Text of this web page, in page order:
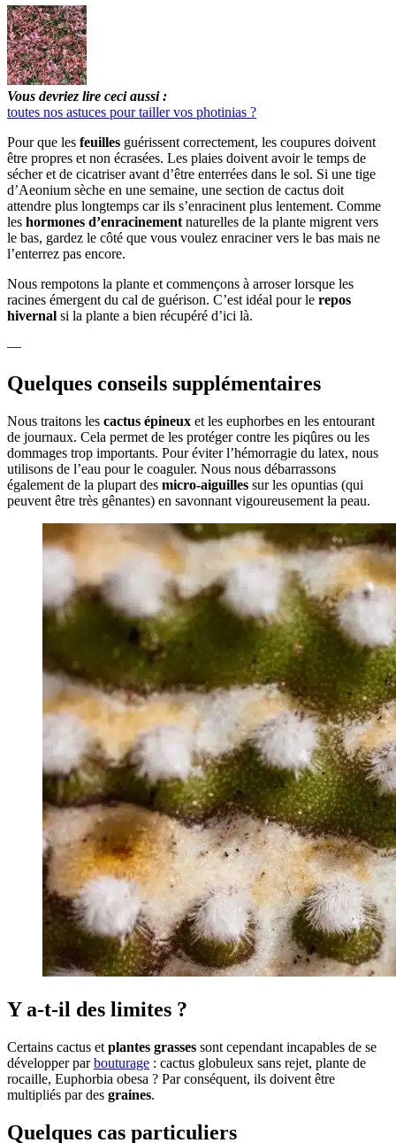
Vous devriez lire ceci aussi :
toutes nos astuces pour tailler vos photinias ?
Pour que les feuilles guérissent correctement, les coupures doivent
être propres et non écrasées. Les plaies doivent avoir le temps de
sécher et de cicatriser avant d’être enterrées dans le sol. Si une tige
d’Aeonium sèche en une semaine, une section de cactus doit
attendre plus longtemps car ils s’enracinent plus lentement. Comme
les hormones d’enracinement naturelles de la plante migrent vers
le bas, gardez le côté que vous voulez enraciner vers le bas mais ne
l’enterrez pas encore.
Nous rempotons la plante et commençons à arroser lorsque les
racines émergent du cal de guérison. C’est idéal pour le repos
hivernal si la plante a bien récupéré d’ici là.
—
Quelques conseils supplémentaires
Nous traitons les cactus épineux et les euphorbes en les entourant
de journaux. Cela permet de les protéger contre les piqûres ou les
dommages trop importants. Pour éviter l’hémorragie du latex, nous
utilisons de l’eau pour le coaguler. Nous nous débarrassons
également de la plupart des micro-aiguilles sur les opuntias (qui
peuvent être très gênantes) en savonnant vigoureusement la peau.
Y a-t-il des limites ?
Certains cactus et plantes grasses sont cependant incapables de se
développer parbouturage : cactus globuleux sans rejet, plante de
rocaille, Euphorbia obesa ? Par conséquent, ils doivent être
multipliés par des graines.
Quelques cas particuliers